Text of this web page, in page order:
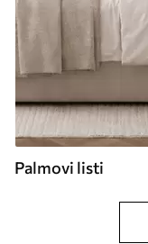
Palmovi listi